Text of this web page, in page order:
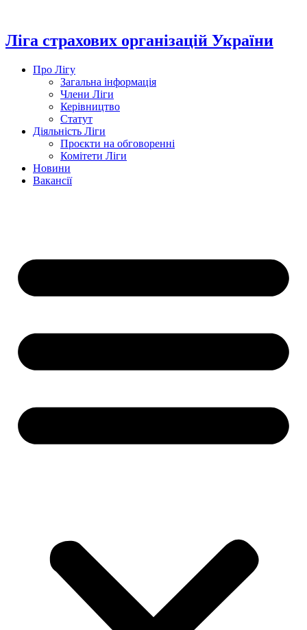
вмісту
Ліга страхових організацій України
Про Лігу
Загальна інформація
Члени Ліги
Керівництво
Статут
Діяльність Ліги
Проєкти на обговоренні
Комітети Ліги
Новини
Вакансії